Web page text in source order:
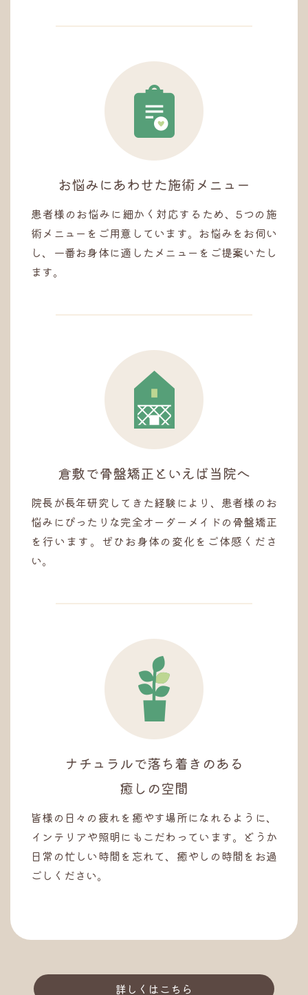
お悩みにあわせた施術メニュー
患者様のお悩みに細かく対応するため、5つの施
術メニューをご用意しています。お悩みをお伺い
し、一番お身体に適したメニューをご提案いたし
ます。
倉敷で骨盤矯正といえば当院へ
院長が長年研究してきた経験により、患者様のお
悩みにぴったりな完全オーダーメイドの骨盤矯正
を行います。ぜひお身体の変化をご体感くださ
い。
ナチュラルで落ち着きのある
癒しの空間
皆様の日々の疲れを癒やす場所になれるように、
インテリアや照明にもこだわっています。どうか
日常の忙しい時間を忘れて、癒やしの時間をお過
ごしください。
詳しくはこちら